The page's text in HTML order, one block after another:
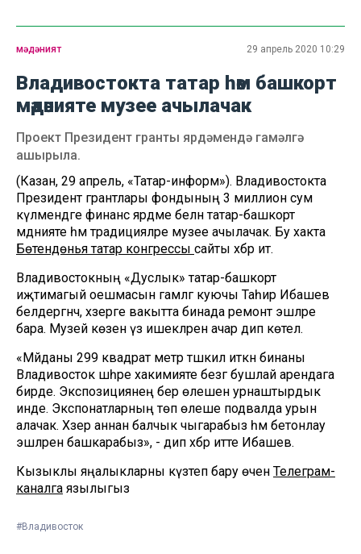
мәдәният 29 апрель 2020 10:29
Владивостокта татар һәм башкорт
мәдәнияте музее ачылачак
Проект Президент гранты ярдәмендә гамәлгә
ашырыла.
(Казан, 29 апрель, «Татар-информ»). Владивостокта
Президент грантлары фондының 3 миллион сум
күләмендәге финанс ярдәме белән татар-башкорт
мәдәнияте һәм традицияләре музее ачылачак. Бу хакта
Бөтендөнья татар конгрессы сайты хәбәр итә.
Владивостокның «Дуслык» татар-башкорт
иҗтимагый оешмасын гамәлгә куючы Таһир Ибашев
белдергәнчә, хәзерге вакытта бинада ремонт эшләре
бара. Музей көзен үз ишекләрен ачар дип көтелә.
«Мәйданы 299 квадрат метр тәшкил иткән бинаны
Владивосток шәһәре хакимияте безгә бушлай арендага
бирде. Экспозициянең бер өлешен урнаштырдык
инде. Экспонатларның төп өлеше подвалда урын
алачак. Хәзер аннан балчык чыгарабыз һәм бетонлау
эшләрен башкарабыз», - дип хәбәр итте Ибашев.
Кызыклы яңалыкларны күзәтеп бару өчен Телеграм-
каналга язылыгыз
#Владивосток